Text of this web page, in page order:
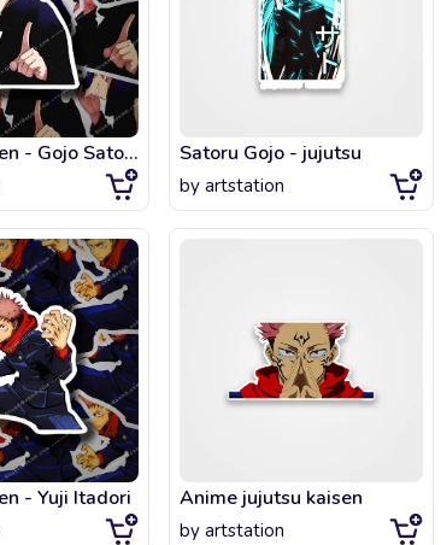
Jujutsu Kaisen - Gojo Satoru
- Yuji Itadori
Satoru Gojo - jujutsu
by artstation
Anime jujutsu kaisen
by artstation